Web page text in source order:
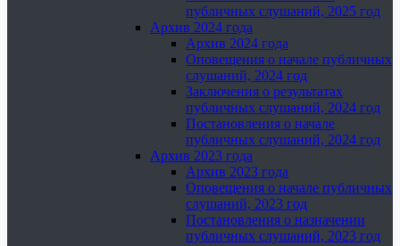
публичных слушаний, 2025 год
Архив 2024 года
Архив 2024 года
Оповещения о начале публичных
слушаний, 2024 год
Заключения о результатах
публичных слушаний, 2024 год
Постановления о начале
публичных слушаний, 2024 год
Архив 2023 года
Архив 2023 года
Оповещения о начале публичных
слушаний, 2023 год
Постановления о назначении
публичных слушаний, 2023 год